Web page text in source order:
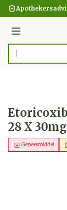
Ga naar de
Menu
Product,
28 X 30mg
Geneesmiddel